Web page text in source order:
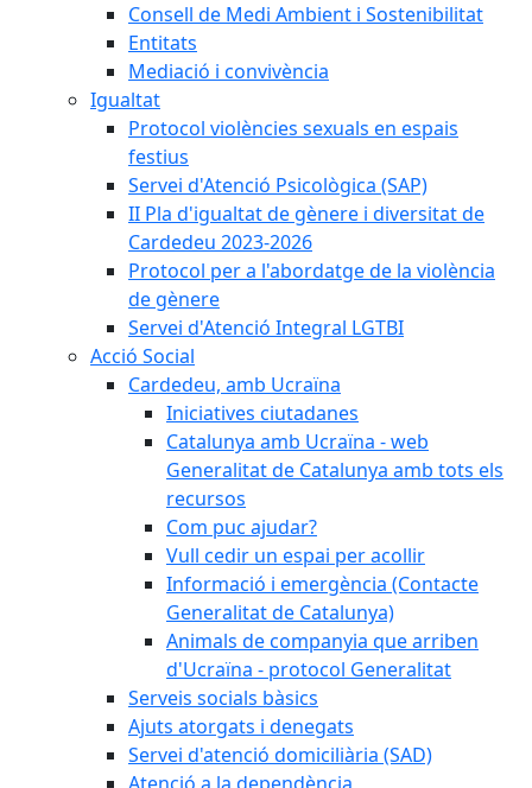
Consell de Medi Ambient i Sostenibilitat
Entitats
Mediació i convivència
Igualtat
Protocol violències sexuals en espais
festius
Servei d'Atenció Psicològica (SAP)
II Pla d'igualtat de gènere i diversitat de
Cardedeu 2023-2026
Protocol per a l'abordatge de la violència
de gènere
Servei d'Atenció Integral LGTBI
Acció Social
Cardedeu, amb Ucraïna
Iniciatives ciutadanes
Catalunya amb Ucraïna - web
Generalitat de Catalunya amb tots els
recursos
Com puc ajudar?
Vull cedir un espai per acollir
Informació i emergència (Contacte
Generalitat de Catalunya)
Animals de companyia que arriben
d'Ucraïna - protocol Generalitat
Serveis socials bàsics
Ajuts atorgats i denegats
Servei d'atenció domiciliària (SAD)